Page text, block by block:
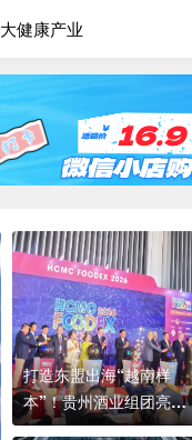
大健康产业
打造东盟出海“越南样
本”！贵州酒业组团亮相
第五届越南胡志明国际